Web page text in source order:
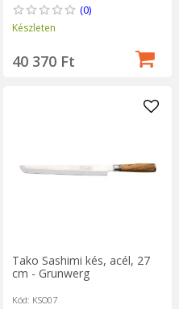
(0)
Készleten
40 370 Ft
Tako Sashimi kés, acél, 27
cm - Grunwerg
Kód: KSO07